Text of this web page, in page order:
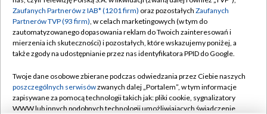
Emisja w TVP
Centrum informacji TVP
Naziemna Telewizja Cyfrowa
Rada Programowa
System NOS
Polityka prywatności
Moje zgody
Pomoc
Kontakt
Zaufanych Partnerów z IAB* (1201 firm) oraz pozostałych Zaufanych
Partnerów TVP (93 firm), w celach marketingowych (w tym do
zautomatyzowanego dopasowania reklam do Twoich zainteresowań i
mierzenia ich skuteczności) i pozostałych, które wskazujemy poniżej, a
także zgody na udostępnianie przez nas identyfikatora PPID do Google.
Twoje dane osobowe zbierane podczas odwiedzania przez Ciebie naszych
poszczególnych serwisówzwanych dalej „Portalem”, w tym informacje
zapisywane za pomocą technologii takich jak: pliki cookie, sygnalizatory
WWW lub innych podobnych technologii umożliwiających świadczenie